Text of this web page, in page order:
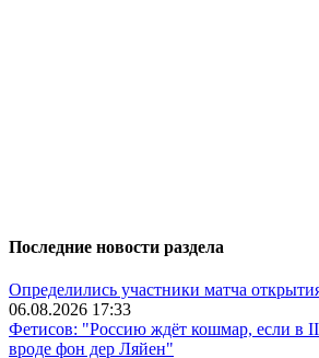
Последние новости раздела
Определились участники матча
06.08.2026 17:33
Фетисов: "Россию ждёт кошмар, если в
вроде фон дер Ляйен"